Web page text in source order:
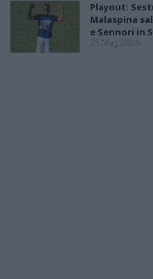
Playout:
Malaspina
e Sennori in
25 Mag 2026